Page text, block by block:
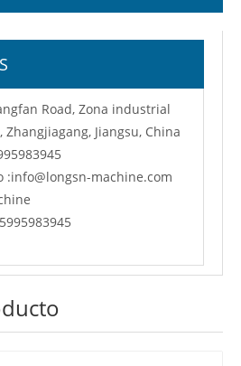
Road, Zona industrial
Jiangsu, China
:info@longsn-machine.com